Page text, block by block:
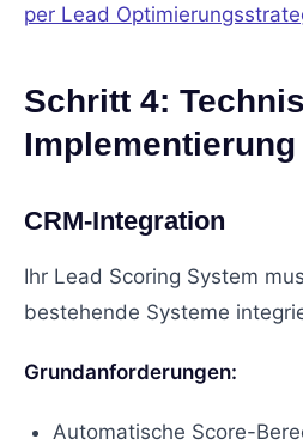
per Lead
Schritt 4:
CRM-Integration
Ihr Lead Scoring System
bestehende Systeme
Grundanforderungen:
Automatische Score-